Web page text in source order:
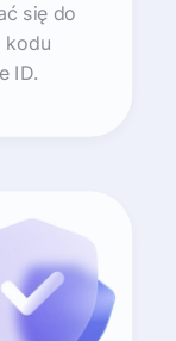
się do
kodu
ID.